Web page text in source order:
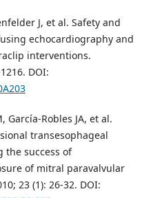
J, et al. Safety and
echocardiography and
interventions.
DOI:
García-Robles JA, et al.
transesophageal
the success of
of mitral paravalvular
23 (1): 26-32. DOI: